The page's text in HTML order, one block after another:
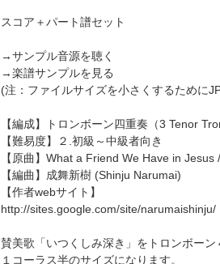
スコア＋パート譜セット
→サンプル音源を聴く
→楽譜サンプルを見る
(注：ファイルサイズを小さくするために
【編成】 トロンボーン四重奏 （3 Tenor
【難易度】２.初級～中級者向き
【原曲】 What a Friend We Have in Jesus
【編曲】 成舞新樹 (Shinju Narumai)
【作者webサイト】
http://sites.google.com/site/narumaishinju/
賛美歌「いつくしみ深き」をトロンボーン
１コーラス半のサイズになります。